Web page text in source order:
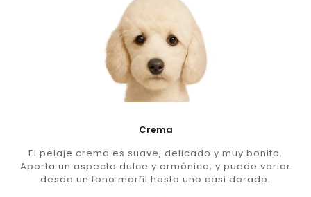
Crema
El pelaje crema es suave, delicado y muy bonito.
Aporta un aspecto dulce y armónico, y puede variar
desde un tono marfil hasta uno casi dorado.